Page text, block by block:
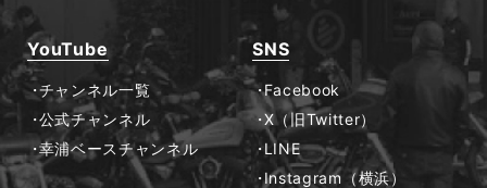
YouTube
チャンネル一覧
公式チャンネル
幸浦ベースチャンネル
SNS
Facebook
X（旧Twitter）
LINE
Instagram（横浜）